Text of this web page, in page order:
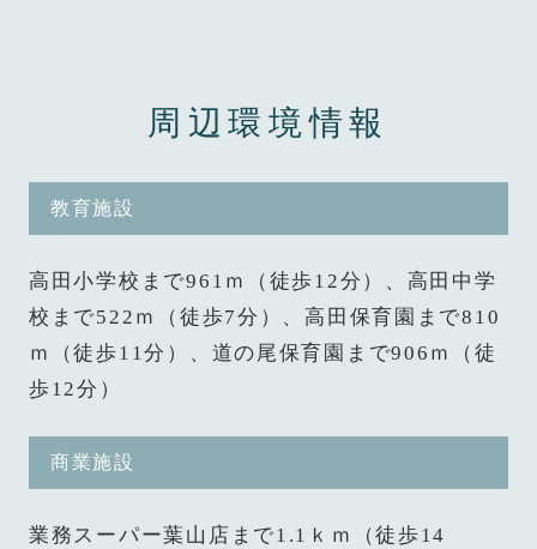
周辺環境情報
教育施設
高田小学校まで961ｍ（徒歩12分）、高田中学
校まで522ｍ（徒歩7分）、高田保育園まで810
ｍ（徒歩11分）、道の尾保育園まで906ｍ（徒
歩12分）
商業施設
業務スーパー葉山店まで1.1ｋｍ（徒歩14